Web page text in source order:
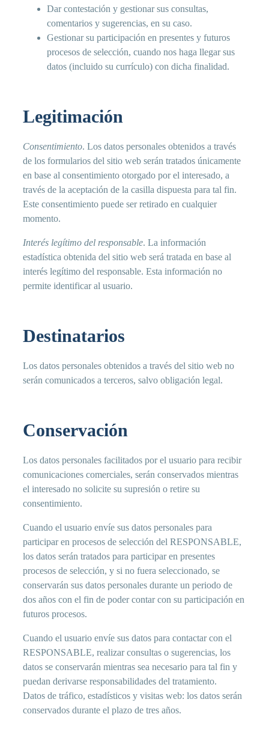
Dar contestación y gestionar sus consultas,
comentarios y sugerencias, en su caso.
Gestionar su participación en presentes y futuros
procesos de selección, cuando nos haga llegar sus
datos (incluido su currículo) con dicha finalidad.
Legitimación
Consentimiento. Los datos personales obtenidos a través
de los formularios del sitio web serán tratados únicamente
en base al consentimiento otorgado por el interesado, a
través de la aceptación de la casilla dispuesta para tal fin.
Este consentimiento puede ser retirado en cualquier
momento.
Interés legítimo del responsable. La información
estadística obtenida del sitio web será tratada en base al
interés legítimo del responsable. Esta información no
permite identificar al usuario.
Destinatarios
Los datos personales obtenidos a través del sitio web no
serán comunicados a terceros, salvo obligación legal.
Conservación
Los datos personales facilitados por el usuario para recibir
comunicaciones comerciales, serán conservados mientras
el interesado no solicite su supresión o retire su
consentimiento.
Cuando el usuario envíe sus datos personales para
participar en procesos de selección del RESPONSABLE,
los datos serán tratados para participar en presentes
procesos de selección, y si no fuera seleccionado, se
conservarán sus datos personales durante un periodo de
dos años con el fin de poder contar con su participación en
futuros procesos.
Cuando el usuario envíe sus datos para contactar con el
RESPONSABLE, realizar consultas o sugerencias, los
datos se conservarán mientras sea necesario para tal fin y
puedan derivarse responsabilidades del tratamiento.
Datos de tráfico, estadísticos y visitas web: los datos serán
conservados durante el plazo de tres años.